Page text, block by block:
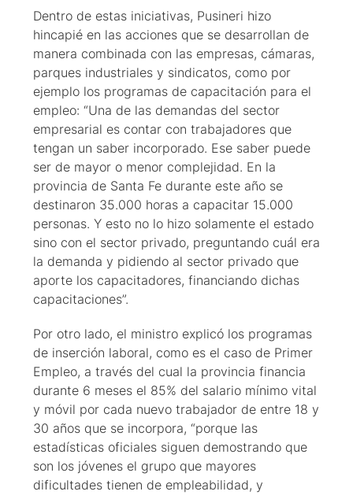
Dentro de estas iniciativas, Pusineri hizo
hincapié en las acciones que se desarrollan de
manera combinada con las empresas, cámaras,
parques industriales y sindicatos, como por
ejemplo los programas de capacitación para el
empleo: “Una de las demandas del sector
empresarial es contar con trabajadores que
tengan un saber incorporado. Ese saber puede
ser de mayor o menor complejidad. En la
provincia de Santa Fe durante este año se
destinaron 35.000 horas a capacitar 15.000
personas. Y esto no lo hizo solamente el estado
sino con el sector privado, preguntando cuál era
la demanda y pidiendo al sector privado que
aporte los capacitadores, financiando dichas
capacitaciones”.
Por otro lado, el ministro explicó los programas
de inserción laboral, como es el caso de Primer
Empleo, a través del cual la provincia financia
durante 6 meses el 85% del salario mínimo vital
y móvil por cada nuevo trabajador de entre 18 y
30 años que se incorpora, “porque las
estadísticas oficiales siguen demostrando que
son los jóvenes el grupo que mayores
dificultades tienen de empleabilidad, y